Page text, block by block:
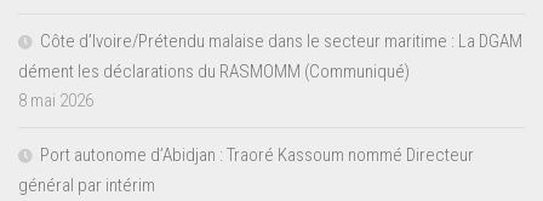
Côte d’Ivoire/Prétendu malaise dans le secteur maritime : La DGAM
dément les déclarations du RASMOMM (Communiqué)
8 mai 2026
Port autonome d’Abidjan : Traoré Kassoum nommé Directeur
général par intérim